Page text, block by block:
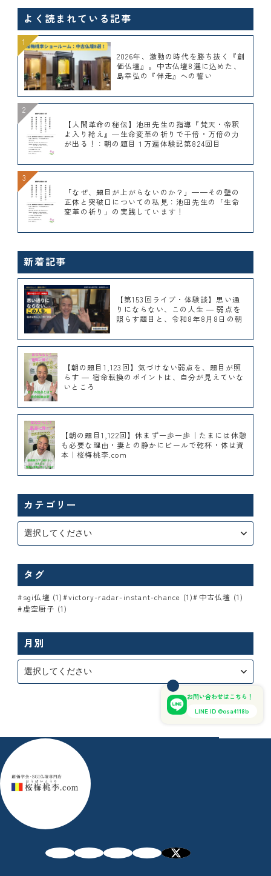
よく読まれている記事
2026年、激動の時代を勝ち抜く『創
価仏壇』。中古仏壇8選に込めた、
島幸弘の『伴走』への誓い
【人間革命の秘伝】池田先生の指導『梵天・帝釈
よ入り給え』―生命変革の祈りで千倍・万倍の力
が出る！：朝の題目１万遍体験記第824回目
「なぜ、題目が上がらないのか？」——その壁の
正体と突破口についての私見：池田先生の「生命
変革の祈り」の実践しています！
新着記事
【第153回ライブ・体験談】思い通
りにならない、この人生 ― 弱点を
照らす題目と、令和8年8月8日の朝
【朝の題目1,123回】気づけない弱点を、題目が照
らす ― 宿命転換のポイントは、自分が見えていな
いところ
【朝の題目1,122回】休まず一歩一歩｜たまには休憩
も必要な理由・妻との静かにビールで乾杯・体は資
本｜桜梅桃李.com
カテゴリー
タグ
sgi仏壇 (1) victory-radar-instant-chance (1)
中古仏壇 (1)
虚空厨子 (1)
月別
お問い合わせはこちら！
LINE ID @osa4118b